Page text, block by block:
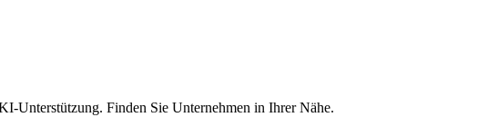
Unterstützung. Finden Sie Unternehmen in Ihrer Nähe.